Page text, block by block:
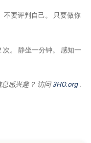
不要评判自己。 只要做你
次。 静坐一分钟。 感知一
感兴趣？ 访问3HO.org .